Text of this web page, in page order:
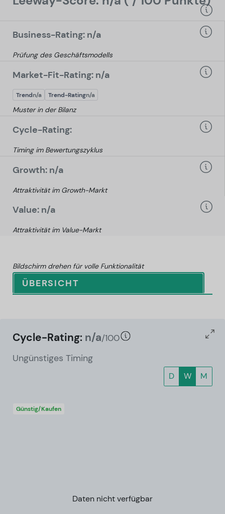
Business-Rating: n/a
Prüfung des Geschäftsmodells
Market-Fit-Rating: n/a
Trendn/a Trend-Ratingn/a
Muster in der Bilanz
Cycle-Rating:
Timing im Bewertungszyklus
Growth: n/a
Attraktivität im Growth-Markt
Value: n/a
Attraktivität im Value-Markt
Bildschirm drehen für volle Funktionalität
ÜBERSICHT
Cycle-Rating: n/a/100
Ungünstiges Timing
D W M
Günstig/Kaufen
Daten nicht verfügbar